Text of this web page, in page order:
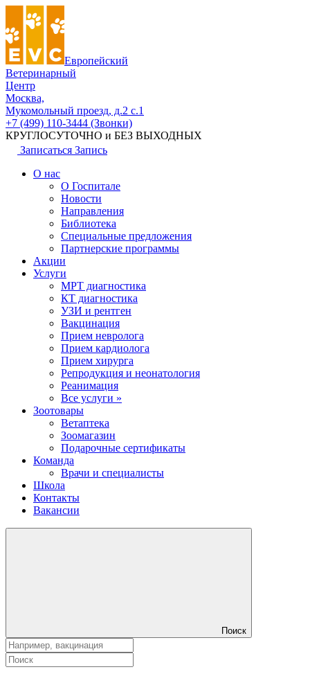
Европейский
Ветеринарный
Центр
Москва,
Мукомольный проезд, д.2 с.1
+7 (499) 110-3444 (Звонки)
КРУГЛОСУТОЧНО и БЕЗ ВЫХОДНЫХ
Записаться Запись
О нас
О Госпитале
Новости
Направления
Библиотека
Специальные предложения
Партнерские программы
Акции
Услуги
МРТ диагностика
КТ диагностика
УЗИ и рентген
Вакцинация
Прием невролога
Прием кардиолога
Прием хирурга
Репродукция и неонатология
Реанимация
Все услуги »
Зоотовары
Ветаптека
Зоомагазин
Подарочные сертификаты
Команда
Врачи и специалисты
Школа
Контакты
Вакансии
Поиск